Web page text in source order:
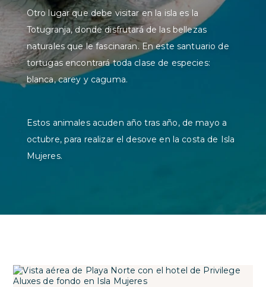
Otro lugar que debe visitar en la isla es la
Totugranja, donde disfrutará de las bellezas
naturales que le fascinaran. En este santuario de
tortugas encontrará toda clase de especies:
blanca, carey y caguma.
Estos animales acuden año tras año, de mayo a
octubre, para realizar el desove en la costa de Isla
Mujeres.